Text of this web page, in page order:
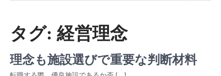
タグ: 経営理念
理念も施設選びで重要な判断材料